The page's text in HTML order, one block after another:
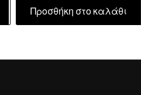
Προσθήκη στο καλάθι